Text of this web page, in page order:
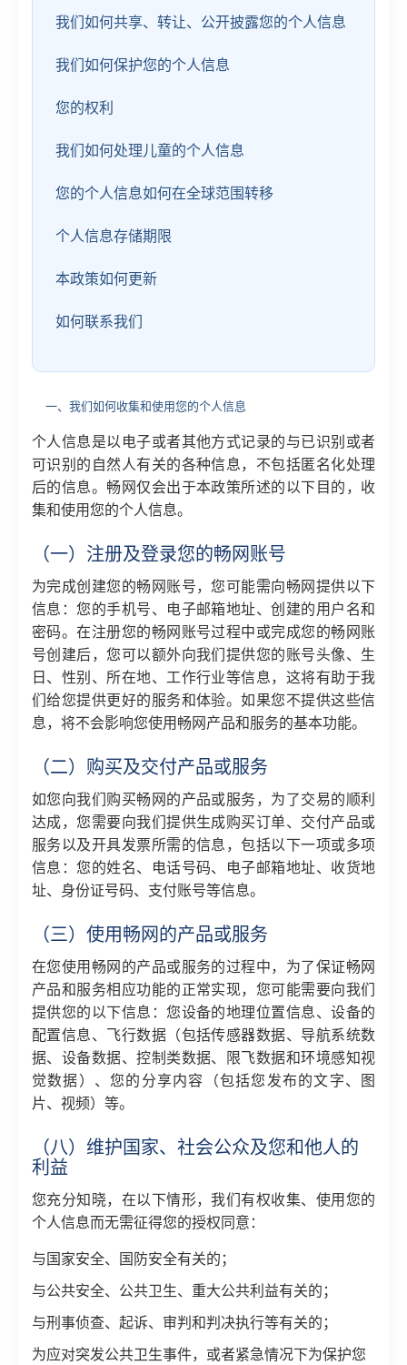
我们如何共享、转让、公开披露您的个人信息
我们如何保护您的个人信息
您的权利
我们如何处理儿童的个人信息
您的个人信息如何在全球范围转移
个人信息存储期限
本政策如何更新
如何联系我们
一、我们如何收集和使用您的个人信息
个人信息是以电子或者其他方式记录的与已识别或者
可识别的自然人有关的各种信息，不包括匿名化处理
后的信息。畅网仅会出于本政策所述的以下目的，收
集和使用您的个人信息。
（一）注册及登录您的畅网账号
为完成创建您的畅网账号，您可能需向畅网提供以下
信息：您的手机号、电子邮箱地址、创建的用户名和
密码。在注册您的畅网账号过程中或完成您的畅网账
号创建后，您可以额外向我们提供您的账号头像、生
日、性别、所在地、工作行业等信息，这将有助于我
们给您提供更好的服务和体验。如果您不提供这些信
息，将不会影响您使用畅网产品和服务的基本功能。
（二）购买及交付产品或服务
如您向我们购买畅网的产品或服务，为了交易的顺利
达成，您需要向我们提供生成购买订单、交付产品或
服务以及开具发票所需的信息，包括以下一项或多项
信息：您的姓名、电话号码、电子邮箱地址、收货地
址、身份证号码、支付账号等信息。
（三）使用畅网的产品或服务
在您使用畅网的产品或服务的过程中，为了保证畅网
产品和服务相应功能的正常实现，您可能需要向我们
提供您的以下信息：您设备的地理位置信息、设备的
配置信息、飞行数据（包括传感器数据、导航系统数
据、设备数据、控制类数据、限飞数据和环境感知视
觉数据）、您的分享内容（包括您发布的文字、图
片、视频）等。
（八）维护国家、社会公众及您和他人的
利益
您充分知晓，在以下情形，我们有权收集、使用您的
个人信息而无需征得您的授权同意：
与国家安全、国防安全有关的；
与公共安全、公共卫生、重大公共利益有关的；
与刑事侦查、起诉、审判和判决执行等有关的；
为应对突发公共卫生事件，或者紧急情况下为保护您